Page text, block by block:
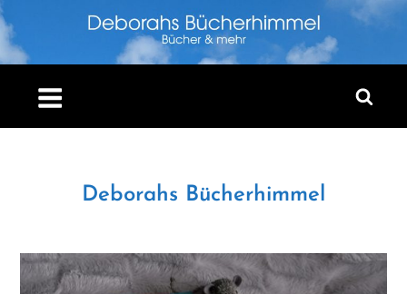
Skip
to
content
Deborahs Bücherhimmel